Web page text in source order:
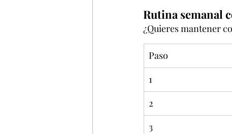
Rutina semanal
¿Quieres mantener
Paso
1
2
3